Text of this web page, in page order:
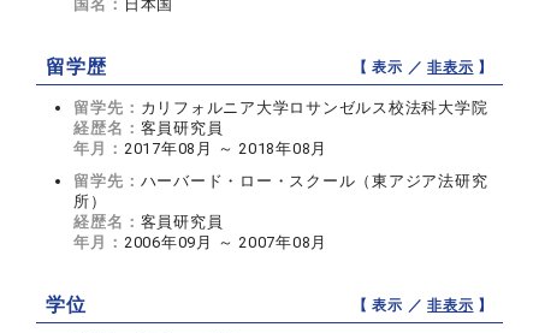
国名： 日本国
留学歴 【 表示 ／非表示 】
留学先： カリフォルニア大学ロサンゼルス校法科大学院
経歴名： 客員研究員
年月： 2017年08月 ～ 2018年08月
留学先： ハーバード・ロー・スクール（東アジア法研究
所）
経歴名： 客員研究員
年月： 2006年09月 ～ 2007年08月
学位 【 表示 ／非表示 】